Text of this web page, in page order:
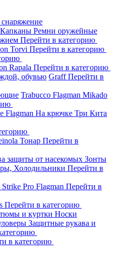
Капканы Ремни оружейные
Перейти в категорию
Torvi Перейти в категорию
Rapala Перейти в категорию
обувью GraffПерейти в
Trabucco Flagman Mikado
Flagman На крючке Три Кита
Тонар Перейти в
защиты от насекомых Зонты
Холодильники Перейти в
Strike Pro Flagman Перейти в
Перейти в категорию
и куртки Носки
Защитные рукава и
в категорию